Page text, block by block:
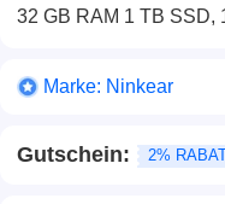
32 GB RAM 1 TB SSD,
voll ausgestatteter Typ-
HDMI, 1 * RJ45 1 *
Marke: Ninkear
Gutschein: